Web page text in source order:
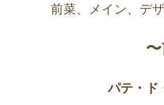
前菜、メイン、デ
パテ・ド